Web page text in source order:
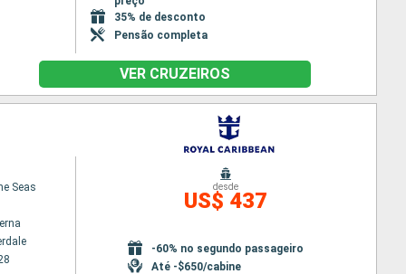
35% de desconto
Pensão completa
VER CRUZEIROS
Seas desde
US$ 437
-60% no segundo passageiro
Até -$650/cabine